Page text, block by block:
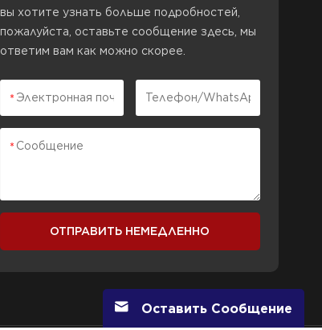
вы хотите узнать больше подробностей,
пожалуйста, оставьте сообщение здесь, мы
ответим вам как можно скорее.
ОТПРАВИТЬ НЕМЕДЛЕННО
Оставить Сообщение